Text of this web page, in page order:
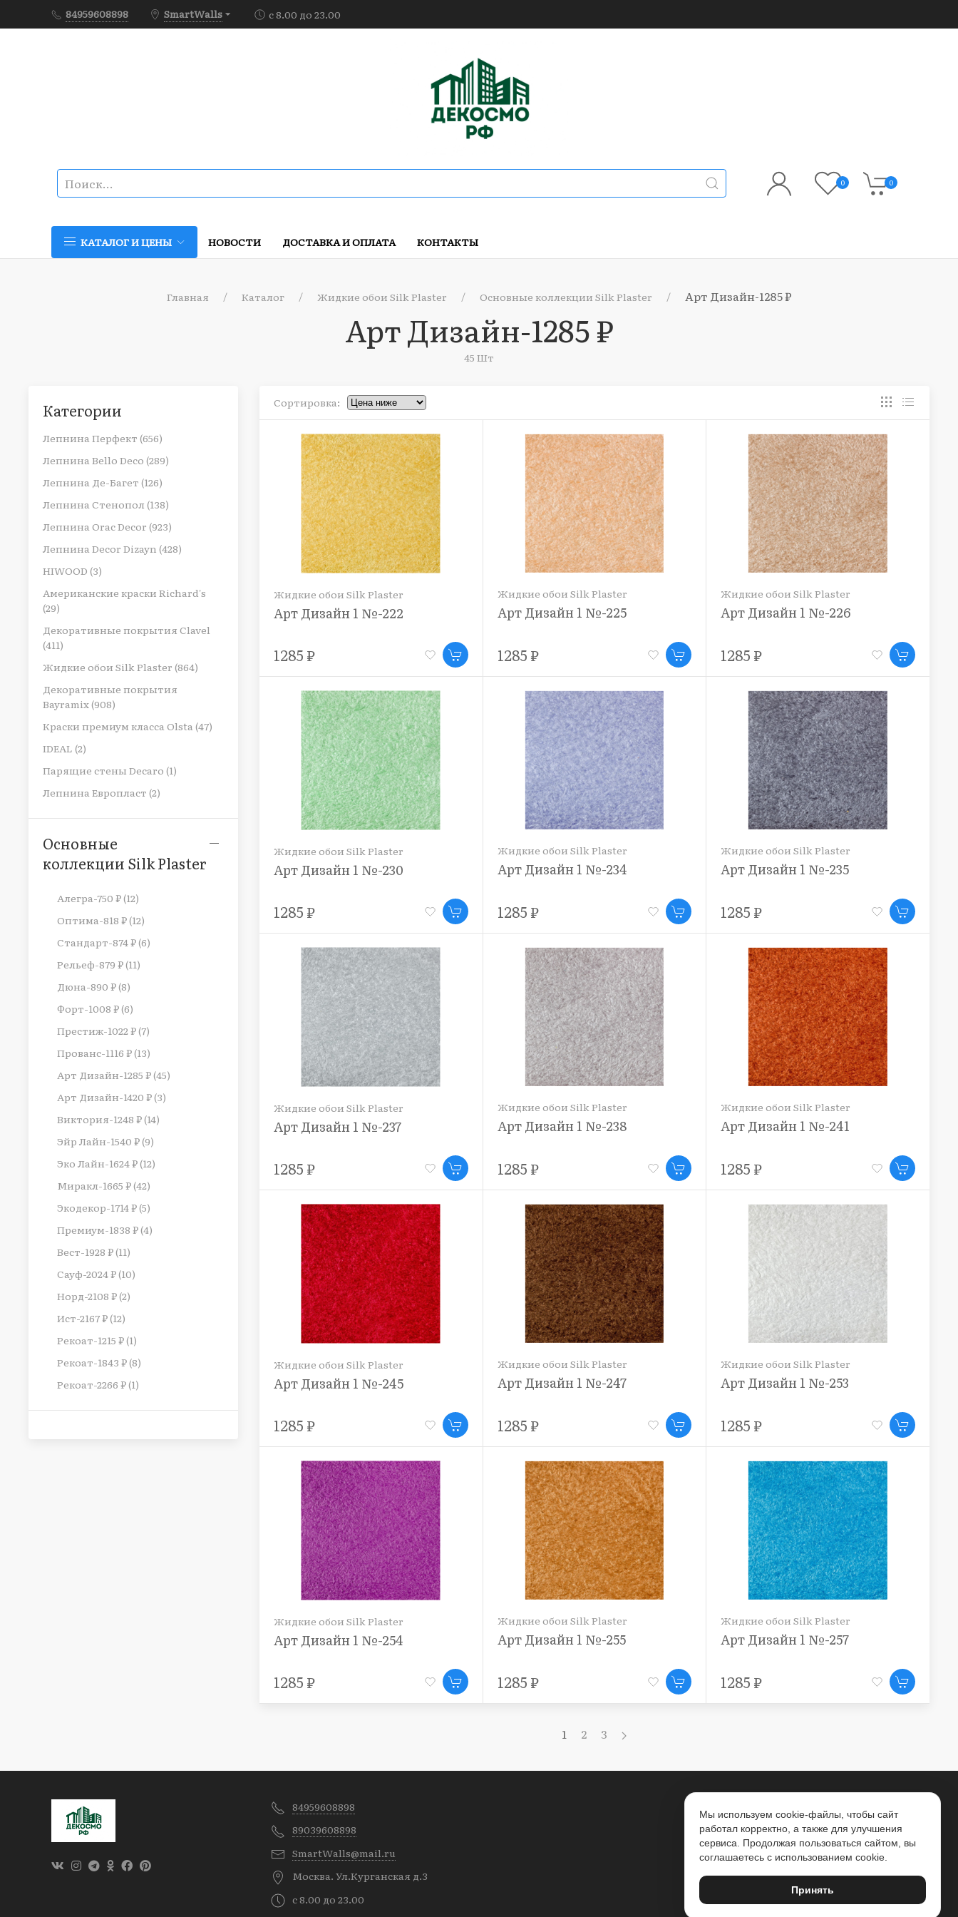
84959608898 SmartWalls с 8.00 до 23.00
0 0
КАТАЛОГ И ЦЕНЫ НОВОСТИ ДОСТАВКА И ОПЛАТА КОНТАКТЫ
Главная Каталог Жидкие обои Silk Plaster Основные коллекции Silk Plaster Арт Дизайн-1285 ₽
Арт Дизайн-1285 ₽
45 Шт
Категории
Лепнина Перфект (656)
Лепнина Bello Deco (289)
Лепнина Де-Багет (126)
Лепнина Стенопол (138)
Лепнина Orac Decor (923)
Лепнина Decor Dizayn (428)
HIWOOD (3)
Американские краски Richard's
(29)
Декоративные покрытия Clavel
(411)
Жидкие обои Silk Plaster (864)
Декоративные покрытия
Bayramix (908)
Краски премиум класса Olsta (47)
IDEAL (2)
Парящие стены Decaro (1)
Лепнина Европласт (2)
Основные
коллекции Silk Plaster
Алегра-750 ₽ (12)
Оптима-818 ₽ (12)
Стандарт-874 ₽ (6)
Рельеф-879 ₽ (11)
Дюна-890 ₽ (8)
Форт-1008 ₽ (6)
Престиж-1022 ₽ (7)
Прованс-1116 ₽ (13)
Арт Дизайн-1285 ₽ (45)
Арт Дизайн-1420 ₽ (3)
Виктория-1248 ₽ (14)
Эйр Лайн-1540 ₽ (9)
Эко Лайн-1624 ₽ (12)
Миракл-1665 ₽ (42)
Экодекор-1714 ₽ (5)
Премиум-1838 ₽ (4)
Вест-1928 ₽ (11)
Сауф-2024 ₽ (10)
Норд-2108 ₽ (2)
Ист-2167 ₽ (12)
Рекоат-1215 ₽ (1)
Рекоат-1843 ₽ (8)
Рекоат-2266 ₽ (1)
Сортировка:
Жидкие обои Silk Plaster
Арт Дизайн 1 №-222
1285 ₽
Жидкие обои Silk Plaster
Арт Дизайн 1 №-225
1285 ₽
Жидкие обои Silk Plaster
Арт Дизайн 1 №-226
1285 ₽
Жидкие обои Silk Plaster
Арт Дизайн 1 №-230
1285 ₽
Жидкие обои Silk Plaster
Арт Дизайн 1 №-234
1285 ₽
Жидкие обои Silk Plaster
Арт Дизайн 1 №-235
1285 ₽
Жидкие обои Silk Plaster
Арт Дизайн 1 №-237
1285 ₽
Жидкие обои Silk Plaster
Арт Дизайн 1 №-238
1285 ₽
Жидкие обои Silk Plaster
Арт Дизайн 1 №-241
1285 ₽
Жидкие обои Silk Plaster
Арт Дизайн 1 №-245
1285 ₽
Жидкие обои Silk Plaster
Арт Дизайн 1 №-247
1285 ₽
Жидкие обои Silk Plaster
Арт Дизайн 1 №-253
1285 ₽
Жидкие обои Silk Plaster
Арт Дизайн 1 №-254
1285 ₽
Жидкие обои Silk Plaster
Арт Дизайн 1 №-255
1285 ₽
Жидкие обои Silk Plaster
Арт Дизайн 1 №-257
1285 ₽
1 2 3
84959608898
89039608898
SmartWalls@mail.ru
Москва. Ул.Курганская д.3
с 8.00 до 23.00
Мы используем cookie-файлы, чтобы сайт
работал корректно, а также для улучшения
сервиса. Продолжая пользоваться сайтом, вы
соглашаетесь с использованием cookie.
Принять